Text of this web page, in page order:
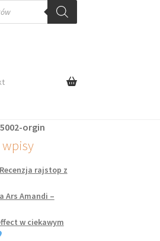
orgin
wpisy
Recenzja rajstop z
Ars Amandi –
w ciekawym